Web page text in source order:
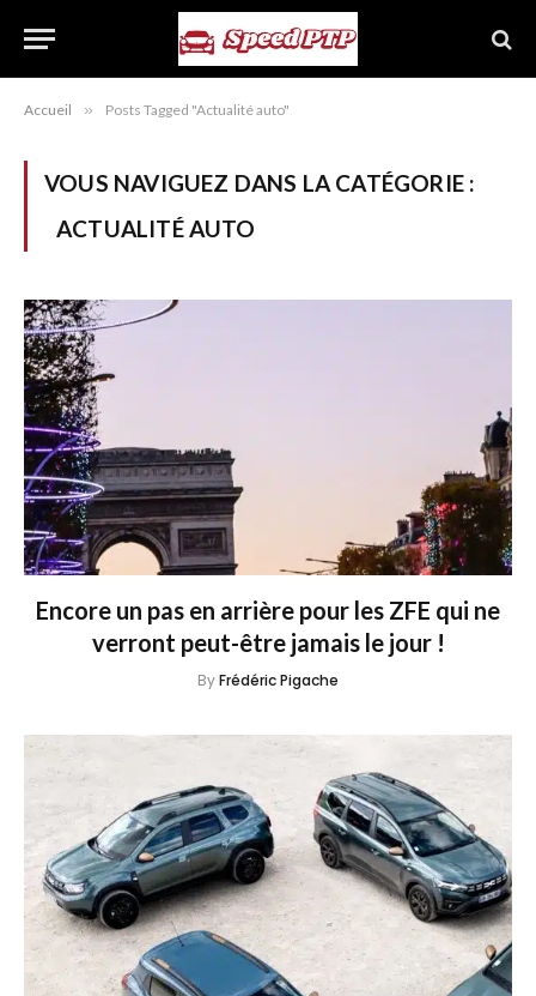
Accueil » Posts Tagged "Actualité auto"
VOUS NAVIGUEZ DANS LA CATÉGORIE :
ACTUALITÉ AUTO
Encore un pas en arrière pour les ZFE qui ne
verront peut-être jamais le jour !
ByFrédéric Pigache